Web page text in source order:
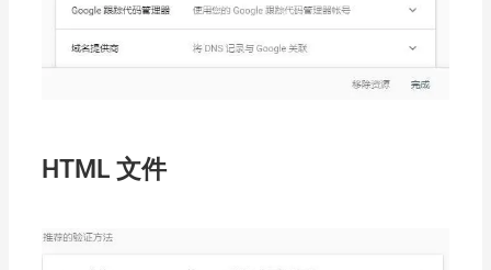
HTML 文件